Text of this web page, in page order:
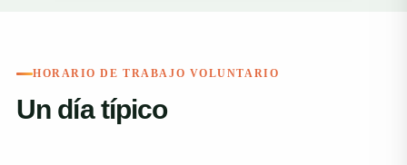
HORARIO DE TRABAJO VOLUNTARIO
Un día típico